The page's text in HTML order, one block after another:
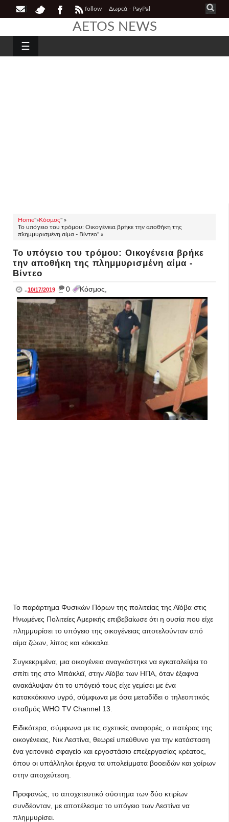
follow Δωρεά - PayPal
AETOS NEWS
☰
Home"»Κόσμος" »
Το υπόγειο του τρόμου: Οικογένεια βρήκε την αποθήκη της
πλημμυρισμένη αίμα - Βίντεο" »
Το υπόγειο του τρόμου: Οικογένεια βρήκε
την αποθήκη της πλημμυρισμένη αίμα -
Βίντεο
..10/17/2019 _ 0 Κόσμος,
Το παράρτημα Φυσικών Πόρων της πολιτείας της Αϊόβα στις
Ηνωμένες Πολιτείες Αμερικής επιβεβαίωσε ότι η ουσία που είχε
πλημμυρίσει το υπόγειο της οικογένειας αποτελούνταν από
αίμα ζώων, λίπος και κόκκαλα.
Συγκεκριμένα, μια οικογένεια αναγκάστηκε να εγκαταλείψει το
σπίτι της στο Μπάκλεϊ, στην Αϊόβα των ΗΠΑ, όταν έξαφνα
ανακάλυψαν ότι το υπόγειό τους είχε γεμίσει με ένα
κατακκόκκινο υγρό, σύμφωνα με όσα μεταδίδει ο τηλεοπτικός
σταθμός WHO TV Channel 13.
​Ειδικότερα, σύμφωνα με τις σχετικές αναφορές, ο πατέρας της
οικογένειας, Νικ Λεστίνα, θεωρεί υπεύθυνο για την κατάσταση
ένα γειτονικό σφαγείο και εργοστάσιο επεξεργασίας κρέατος,
όπου οι υπάλληλοι έριχνα τα υπολείμματα βοοειδών και χοίρων
στην αποχεύτεση.
Προφανώς, το αποχετευτικό σύστημα των δύο κτιρίων
συνδέονταν, με αποτέλεσμα το υπόγειο των Λεστίνα να
πλημμυρίσει.